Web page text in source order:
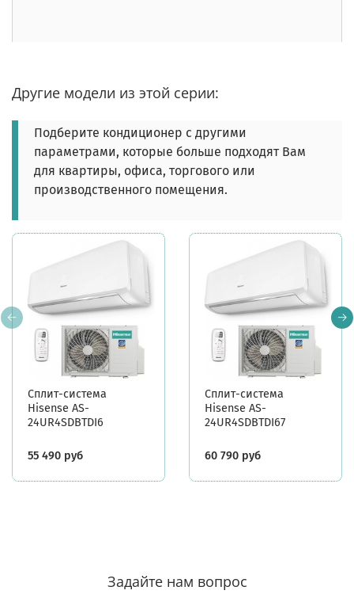
Другие модели из этой серии:
Подберите кондиционер с другими
параметрами, которые больше подходят Вам
для квартиры, офиса, торгового или
производственного помещения.
Сплит-система
Hisense AS-
24UR4SDBTDI6
55 490 руб
Сплит-система
Hisense AS-
24UR4SDBTDI67
60 790 руб
Задайте нам вопрос